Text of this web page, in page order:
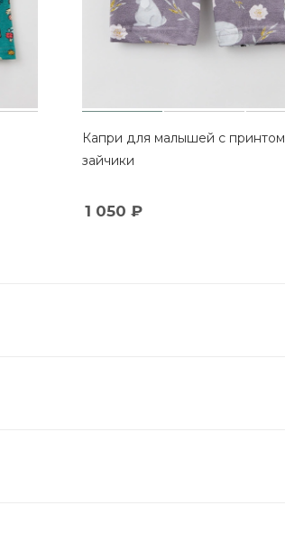
Капри для малышей с принтом
зайчики
1 050 ₽